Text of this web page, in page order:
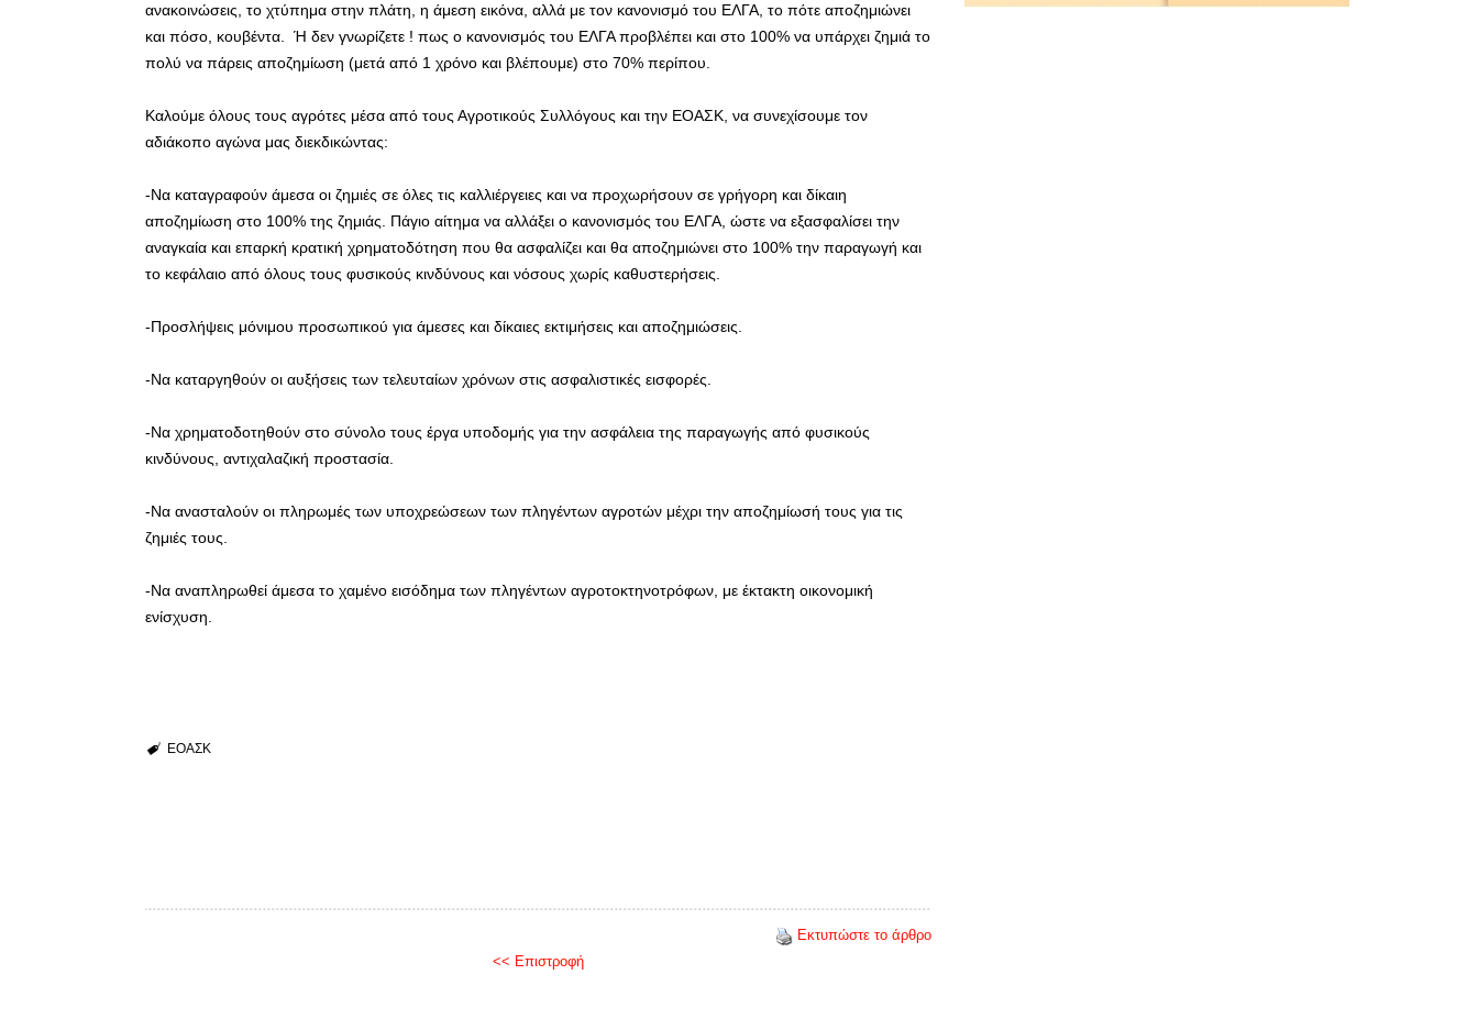
ανακοινώσεις, το χτύπημα στην πλάτη, η άμεση εικόνα, αλλά με τον κανονισμό του ΕΛΓΑ, το πότε αποζημιώνει
και πόσο, κουβέντα. Ή δεν γνωρίζετε ! πως ο κανονισμός του ΕΛΓΑ προβλέπει και στο 100% να υπάρχει ζημιά το
πολύ να πάρεις αποζημίωση (μετά από 1 χρόνο και βλέπουμε) στο 70% περίπου.
Καλούμε όλους τους αγρότες μέσα από τους Αγροτικούς Συλλόγους και την ΕΟΑΣΚ, να συνεχίσουμε τον
αδιάκοπο αγώνα μας διεκδικώντας:
-Να καταγραφούν άμεσα οι ζημιές σε όλες τις καλλιέργειες και να προχωρήσουν σε γρήγορη και δίκαιη
αποζημίωση στο 100% της ζημιάς. Πάγιο αίτημα να αλλάξει ο κανονισμός του ΕΛΓΑ, ώστε να εξασφαλίσει την
αναγκαία και επαρκή κρατική χρηματοδότηση που θα ασφαλίζει και θα αποζημιώνει στο 100% την παραγωγή και
το κεφάλαιο από όλους τους φυσικούς κινδύνους και νόσους χωρίς καθυστερήσεις.
-Προσλήψεις μόνιμου προσωπικού για άμεσες και δίκαιες εκτιμήσεις και αποζημιώσεις.
-Να καταργηθούν οι αυξήσεις των τελευταίων χρόνων στις ασφαλιστικές εισφορές.
-Να χρηματοδοτηθούν στο σύνολο τους έργα υποδομής για την ασφάλεια της παραγωγής από φυσικούς
κινδύνους, αντιχαλαζική προστασία.
-Να ανασταλούν οι πληρωμές των υποχρεώσεων των πληγέντων αγροτών μέχρι την αποζημίωσή τους για τις
ζημιές τους.
-Να αναπληρωθεί άμεσα το χαμένο εισόδημα των πληγέντων αγροτοκτηνοτρόφων, με έκτακτη οικονομική
ενίσχυση.
ΕΟΑΣΚ
Εκτυπώστε το άρθρο
<< Επιστροφή